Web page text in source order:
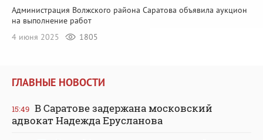
Администрация Волжского района Саратова объявила аукцион
на выполнение работ
4 июня 2025
1805
ГЛАВНЫЕ НОВОСТИ
15:49 В Саратове задержана московский
адвокат Надежда Ерусланова